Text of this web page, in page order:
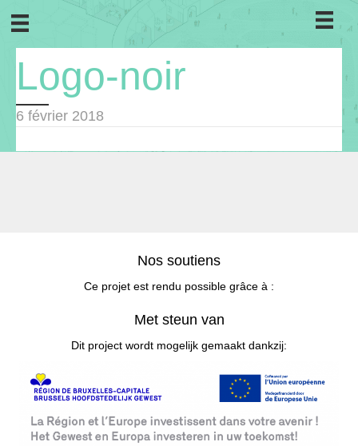
Logo-noir
6 février 2018
Nos soutiens
Ce projet est rendu possible grâce à :
Met steun van
Dit project wordt mogelijk gemaakt dankzij: